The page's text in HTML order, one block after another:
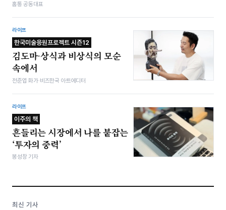
홈통 공동대표
라이프
한국미술응원프로젝트 시즌12
김도마-상식과 비상식의 모순
속에서
전준엽 화가·비즈한국 아트에디터
라이프
이주의 책
흔들리는 시장에서 나를 붙잡는
‘투자의 중력’
봉성창 기자
최신 기사